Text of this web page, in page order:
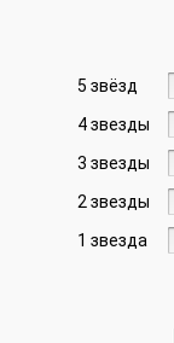
5 звёзд
4 звезды
3 звезды
2 звезды
1 звезда